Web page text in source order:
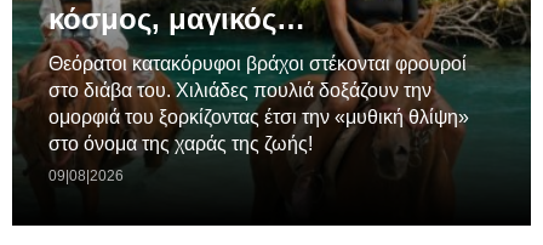
κόσμος, μαγικός…
Θεόρατοι κατακόρυφοι βράχοι στέκονται φρουροί
στο διάβα του. Χιλιάδες πουλιά δοξάζουν την
ομορφιά του ξορκίζοντας έτσι την «μυθική θλίψη»
στο όνομα της χαράς της ζωής!
09|08|2026